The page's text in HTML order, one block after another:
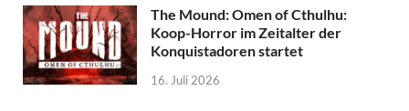
The Mound: Omen of Cthulhu:
Koop-Horror im Zeitalter der
Konquistadoren startet
16. Juli 2026